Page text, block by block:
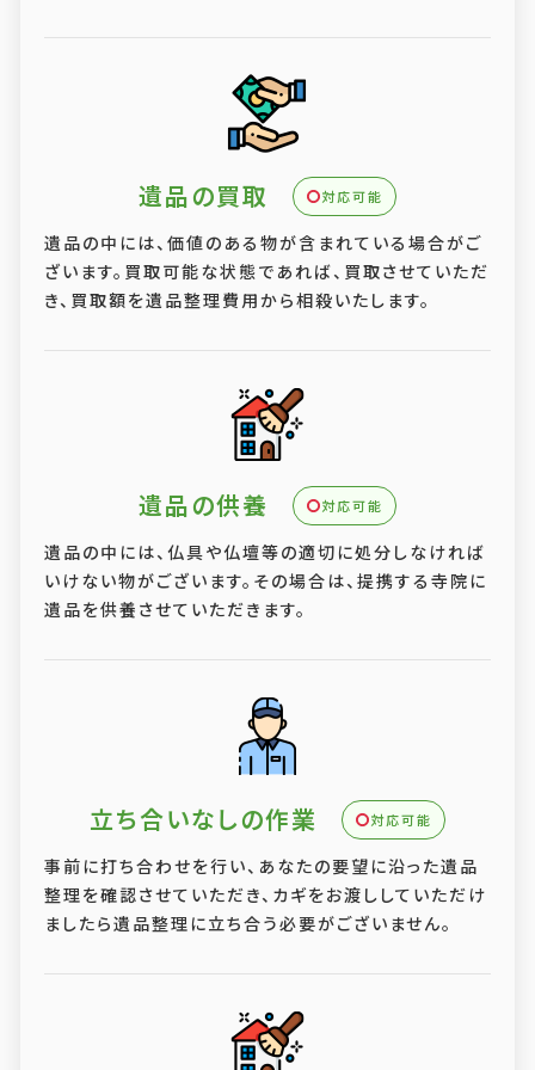
遺品の買取 対応可能
遺品の中には、価値のある物が含まれている場合がご
ざいます。買取可能な状態であれば、買取させていただ
き、買取額を遺品整理費用から相殺いたします。
遺品の供養 対応可能
遺品の中には、仏具や仏壇等の適切に処分しなければ
いけない物がございます。その場合は、提携する寺院に
遺品を供養させていただきます。
立ち合いなしの作業 対応可能
事前に打ち合わせを行い、あなたの要望に沿った遺品
整理を確認させていただき、カギをお渡ししていただけ
ましたら遺品整理に立ち合う必要がございません。